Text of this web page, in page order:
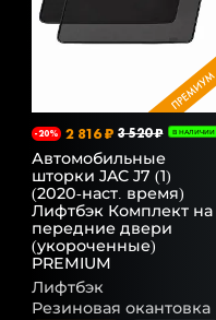
-20% 2 816 ₽ 3 520 ₽ В НАЛИЧИИ
Автомобильные
шторки JAC J7 (1)
(2020-наст. время)
Лифтбэк Комплект на
передние двери
(укороченные)
PREMIUM
Лифтбэк
Резиновая окантовка